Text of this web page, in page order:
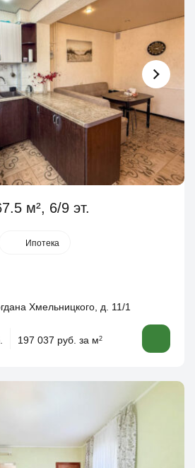
м², 6/9 эт.
Ипотека
Хмельницкого, д. 11/1
197 037 руб. за м2